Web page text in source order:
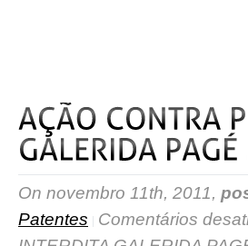
On novembro 11th, 2011,
Patentes
Comentários